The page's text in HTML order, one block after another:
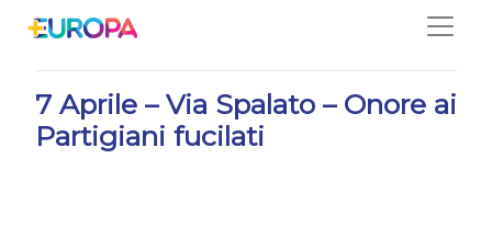
15/04/2024
7 Aprile – Via Spalato – Onore ai
Partigiani fucilati